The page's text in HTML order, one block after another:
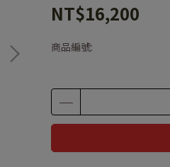
NT$16,200
商品編號: